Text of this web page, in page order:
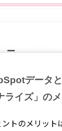
データ
ライズ」の
トのメリット